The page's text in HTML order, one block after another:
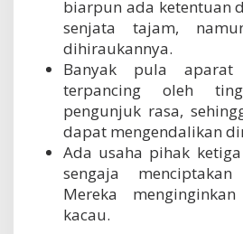
biarpun ada ketentuan
senjata tajam,
dihiraukannya.
Banyak pula aparat
terpancing oleh
pengunjuk rasa,
dapat mengendalikan
Ada usaha pihak
sengaja
Mereka
kacau.